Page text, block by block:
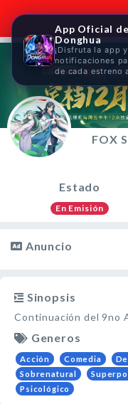
FOX
Estado
En Emisión
Anuncio
Sinopsis
Continuación del 9no
Generos
Acción Comedia
Sobrenatural
Psicológico
App Oficial
Donghua
¡Disfruta la app
notificaciones
de cada estreno